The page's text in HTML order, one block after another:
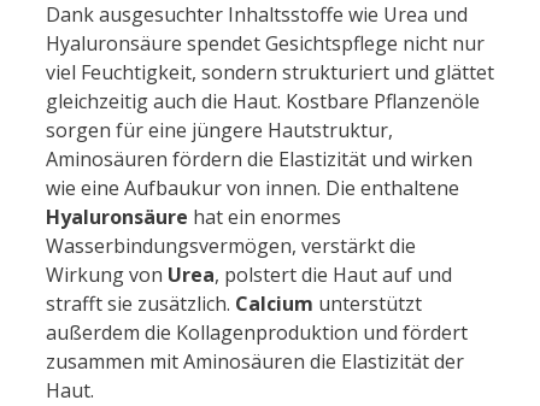
Dank ausgesuchter Inhaltsstoffe wie Urea und
Hyaluronsäure spendet Gesichtspflege nicht nur
viel Feuchtigkeit, sondern strukturiert und glättet
gleichzeitig auch die Haut. Kostbare Pflanzenöle
sorgen für eine jüngere Hautstruktur,
Aminosäuren fördern die Elastizität und wirken
wie eine Aufbaukur von innen. Die enthaltene
Hyaluronsäure hat ein enormes
Wasserbindungsvermögen, verstärkt die
Wirkung von Urea, polstert die Haut auf und
strafft sie zusätzlich. Calcium unterstützt
außerdem die Kollagenproduktion und fördert
zusammen mit Aminosäuren die Elastizität der
Haut.